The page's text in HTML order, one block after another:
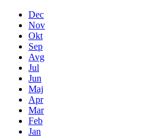
Dec
Nov
Okt
Sep
Avg
Jul
Jun
Maj
Apr
Mar
Feb
Jan